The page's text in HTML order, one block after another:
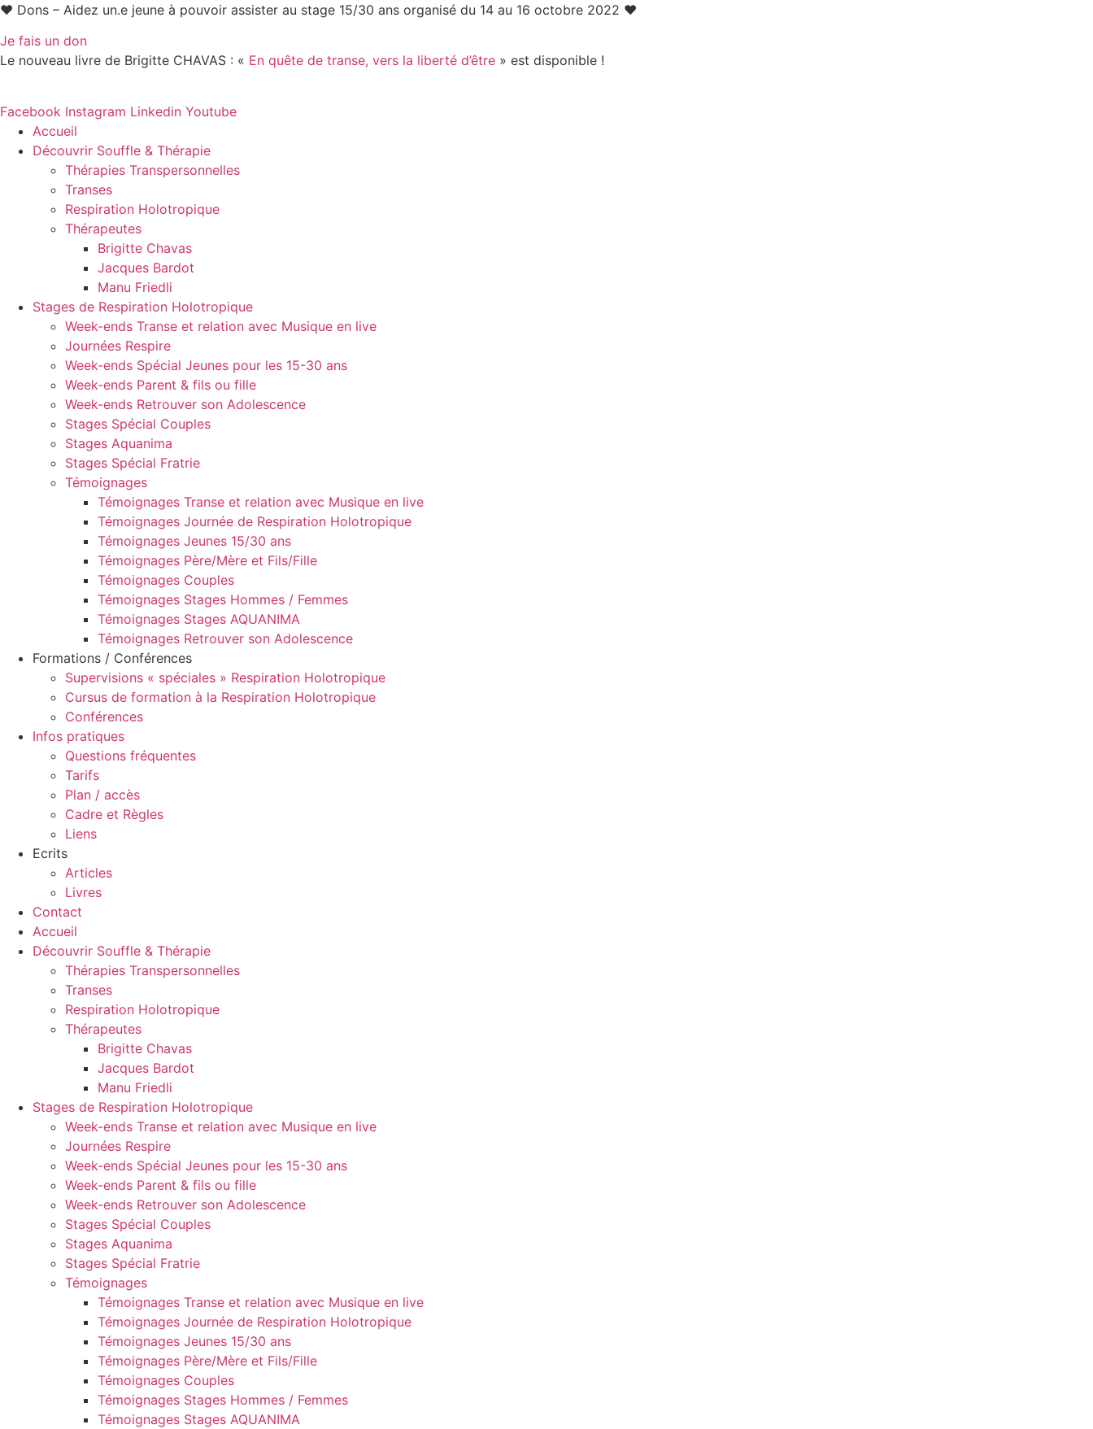
Aller
contenu
♥ Dons – Aidez un.e jeune à pouvoir assister au stage 15/30 ans organisé du 14 au 16 octobre 2022 ♥
Je fais un don
Le nouveau livre de Brigitte CHAVAS : « En quête de transe, vers la liberté d’être » est disponible !
Facebook Instagram Linkedin Youtube
Accueil
Découvrir Souffle & Thérapie
Thérapies Transpersonnelles
Transes
Respiration Holotropique
Thérapeutes
Brigitte Chavas
Jacques Bardot
Manu Friedli
Stages de Respiration Holotropique
Week-ends Transe et relation avec Musique en live
Journées Respire
Week-ends Spécial Jeunes pour les 15-30 ans
Week-ends Parent & fils ou fille
Week-ends Retrouver son Adolescence
Stages Spécial Couples
Stages Aquanima
Stages Spécial Fratrie
Témoignages
Témoignages Transe et relation avec Musique en live
Témoignages Journée de Respiration Holotropique
Témoignages Jeunes 15/30 ans
Témoignages Père/Mère et Fils/Fille
Témoignages Couples
Témoignages Stages Hommes / Femmes
Témoignages Stages AQUANIMA
Témoignages Retrouver son Adolescence
Formations / Conférences
Supervisions « spéciales » Respiration Holotropique
Cursus de formation à la Respiration Holotropique
Conférences
Infos pratiques
Questions fréquentes
Tarifs
Plan / accès
Cadre et Règles
Liens
Ecrits
Articles
Livres
Contact
Accueil
Découvrir Souffle & Thérapie
Thérapies Transpersonnelles
Transes
Respiration Holotropique
Thérapeutes
Brigitte Chavas
Jacques Bardot
Manu Friedli
Stages de Respiration Holotropique
Week-ends Transe et relation avec Musique en live
Journées Respire
Week-ends Spécial Jeunes pour les 15-30 ans
Week-ends Parent & fils ou fille
Week-ends Retrouver son Adolescence
Stages Spécial Couples
Stages Aquanima
Stages Spécial Fratrie
Témoignages
Témoignages Transe et relation avec Musique en live
Témoignages Journée de Respiration Holotropique
Témoignages Jeunes 15/30 ans
Témoignages Père/Mère et Fils/Fille
Témoignages Couples
Témoignages Stages Hommes / Femmes
Témoignages Stages AQUANIMA